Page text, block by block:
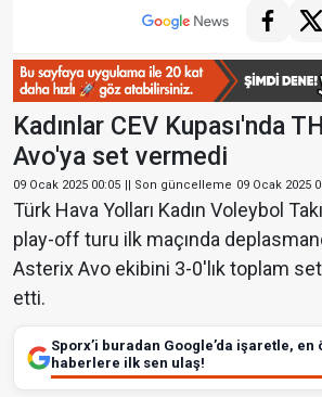
Kadınlar CEV Kupası'nda
Avo'ya set vermedi
09 Ocak 2025 00:05 || Son güncelleme 09 Ocak 2025
Türk Hava Yolları Kadın Voleybol
play-off turu ilk maçında
Asterix Avo ekibini 3-0'lık toplam
etti.
Sporx’i buradan Google’da işaretle, en
haberlere ilk sen ulaş!